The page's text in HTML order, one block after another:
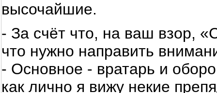
высочайшие.
- За счёт что, на ваш взор,
что нужно направить
- Основное - вратарь и
как лично я вижу некие